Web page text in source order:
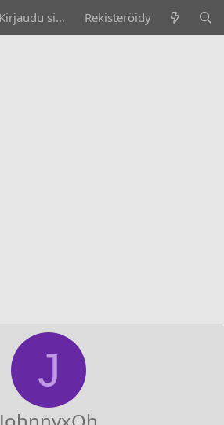
Kirjaudu sisään Rekisteröidy
J